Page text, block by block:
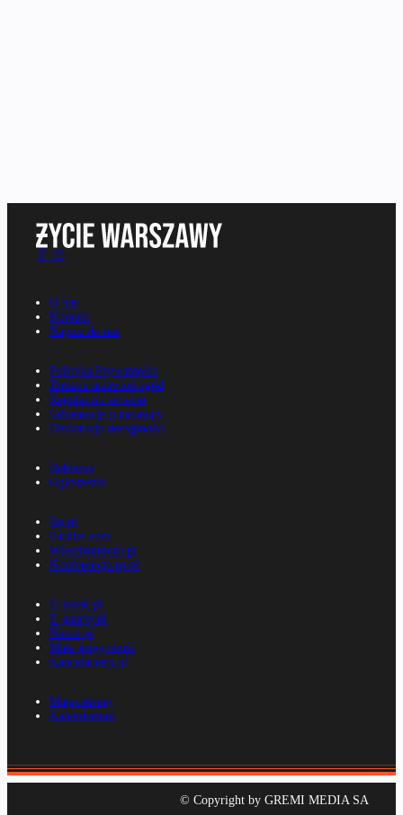
O nas
Kontakt
Napisz do nas
Polityka Prywatności
Zmiana ustawień zgód
Regulamin serwisu
Informacje o nadawcy
Deklaracja dostępności
Reklama
Ogłoszenia
Rp.pl
Parkiet.com
Wiescirolnicze.pl
Konferencje.rp.pl
E-kiosk.pl
E-gazety.pl
Nexto.pl
Mała księgowość
Kancelarierp.pl
Mapa strony
Kalendarium
© Copyright by GREMI MEDIA SA